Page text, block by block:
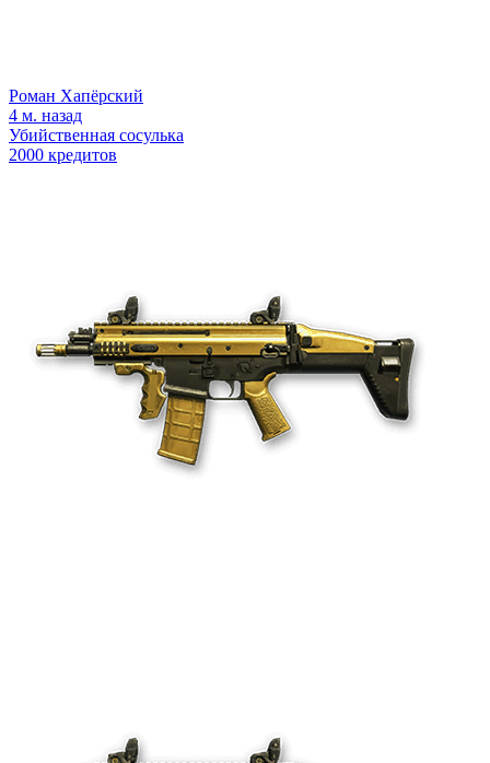
Роман Хапёрский
4 м. назад
Убийственная сосулька
2000 кредитов